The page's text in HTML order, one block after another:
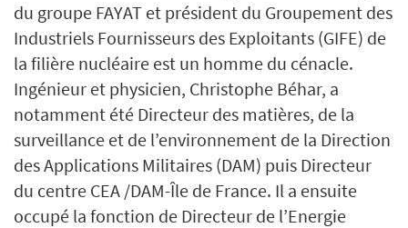
du groupe FAYAT et président du Groupement des
Industriels Fournisseurs des Exploitants (GIFE) de
la filière nucléaire est un homme du cénacle.
Ingénieur et physicien, Christophe Béhar, a
notamment été Directeur des matières, de la
surveillance et de l’environnement de la Direction
des Applications Militaires (DAM) puis Directeur
du centre CEA /DAM-Île de France. Il a ensuite
occupé la fonction de Directeur de l’Energie